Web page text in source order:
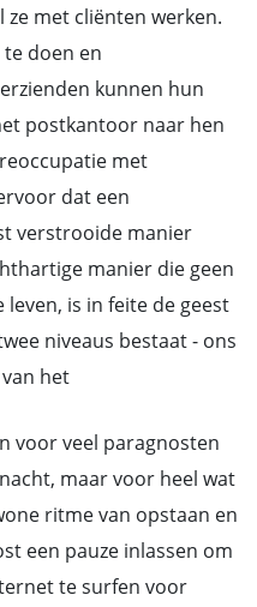
met cliënten werken.
doen en
kunnen hun
postkantoor naar hen
met
dat een
verstrooide manier
manier die geen
is in feite de geest
niveaus bestaat - ons
het
voor veel paragnosten
maar voor heel wat
ritme van opstaan en
een pauze inlassen om
te surfen voor